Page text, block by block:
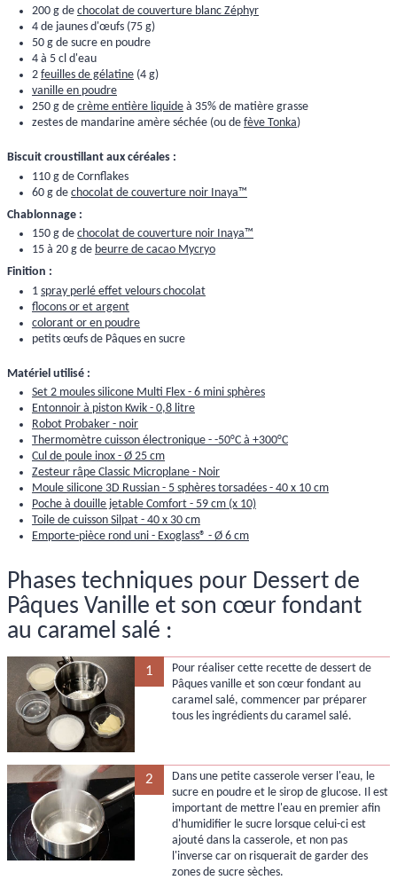
200 g de chocolat de couverture blanc Zéphyr
4 de jaunes d'œufs (75 g)
50 g de sucre en poudre
4 à 5 cl d'eau
2 feuilles de gélatine (4 g)
vanille en poudre
250 g de crème entière liquide à 35% de matière grasse
zestes de mandarine amère séchée (ou de fève Tonka)
Biscuit croustillant aux céréales :
110 g de Cornflakes
60 g de chocolat de couverture noir Inaya™
Chablonnage :
150 g de chocolat de couverture noir Inaya™
15 à 20 g de beurre de cacao Mycryo
Finition :
1 spray perlé effet velours chocolat
flocons or et argent
colorant or en poudre
petits œufs de Pâques en sucre
Matériel utilisé :
Set 2 moules silicone Multi Flex - 6 mini sphères
Entonnoir à piston Kwik - 0,8 litre
Robot Probaker - noir
Thermomètre cuisson électronique - -50°C à +300°C
Cul de poule inox - Ø 25 cm
Zesteur râpe Classic Microplane - Noir
Moule silicone 3D Russian - 5 sphères torsadées - 40 x 10 cm
Poche à douille jetable Comfort - 59 cm (x 10)
Toile de cuisson Silpat - 40 x 30 cm
Emporte-pièce rond uni - Exoglass® - Ø 6 cm
Phases techniques pour Dessert de
Pâques Vanille et son cœur fondant
au caramel salé :
1
Pour réaliser cette recette de dessert de
Pâques vanille et son cœur fondant au
caramel salé, commencer par préparer
tous les ingrédients du caramel salé.
2
Dans une petite casserole verser l'eau, le
sucre en poudre et le sirop de glucose. Il est
important de mettre l'eau en premier afin
d'humidifier le sucre lorsque celui-ci est
ajouté dans la casserole, et non pas
l'inverse car on risquerait de garder des
zones de sucre sèches.